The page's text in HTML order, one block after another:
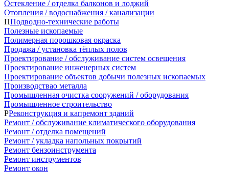
Остекление / отделка балконов и лоджий
Отопления / водоснабжения / канализации
ППодводно-технические работы
Полезные ископаемые
Полимерная порошковая окраска
Продажа / установка тёплых полов
Проектирование / обслуживание систем освещения
Проектирование инженерных систем
Проектирование объектов добычи полезных ископаемых
Производствао металла
Промышленная очистка сооружений / оборудования
Промышленное строительство
РРеконструкция и капремонт зданий
Ремонт / обслуживание климатического оборудования
Ремонт / отделка помещений
Ремонт / укладка напольных покрытий
Ремонт бензоинструмента
Ремонт инструментов
Ремонт окон